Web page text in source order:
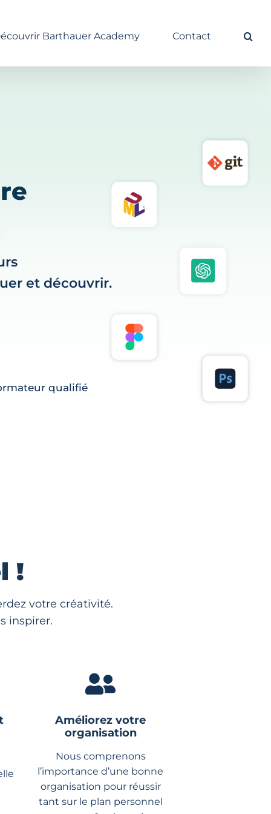
Barthauer Academy Contact
et découvrir.
qualifié
!
votre créativité.
inspirer.
Améliorez votre
organisation
Nous comprenons
l’importance d’une bonne
organisation pour réussir
tant sur le plan personnel